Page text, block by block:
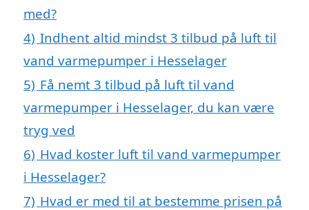
med?
4) Indhent altid mindst 3 tilbud på luft til
vand varmepumper i Hesselager
5) Få nemt 3 tilbud på luft til vand
varmepumper i Hesselager, du kan være
tryg ved
6) Hvad koster luft til vand varmepumper
i Hesselager?
7) Hvad er med til at bestemme prisen på